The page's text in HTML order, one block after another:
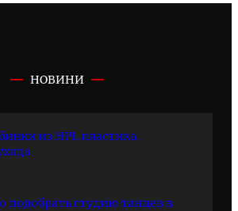
НОВИНИ
из HPL пластика.
подобрать студию танцев в